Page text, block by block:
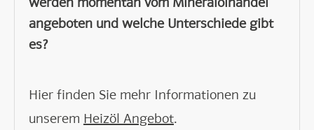
angeboten und welche Unterschiede gibt
es?
Hier finden Sie mehr Informationen zu
unserem Heizöl Angebot.